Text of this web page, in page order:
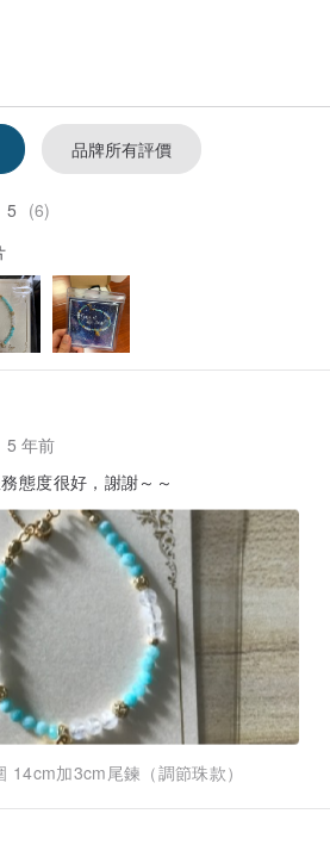
品牌所有評價
5 (6)
5 年前
態度很好，謝謝～～
14cm加3cm尾鍊（調節珠款）